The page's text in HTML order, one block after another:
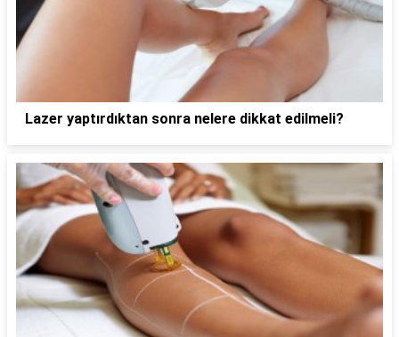
Lazer yaptırdıktan sonra nelere dikkat edilmeli?